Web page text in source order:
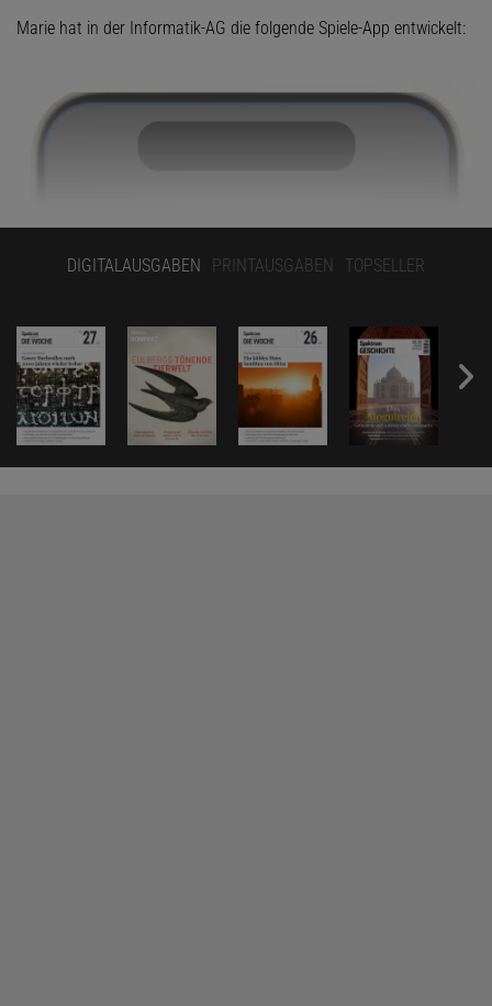
Marie hat in der Informatik-AG die folgende Spiele-App entwickelt:
DIGITALAUSGABEN PRINTAUSGABEN TOPSELLER